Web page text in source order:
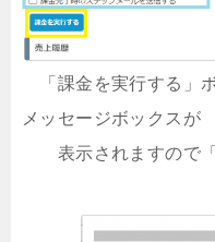
「課金を実行する」
メッセージボックスが
表示されますので「